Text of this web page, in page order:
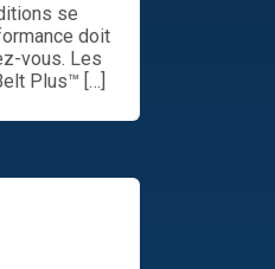
se
doit
vous. Les
Plus™ […]